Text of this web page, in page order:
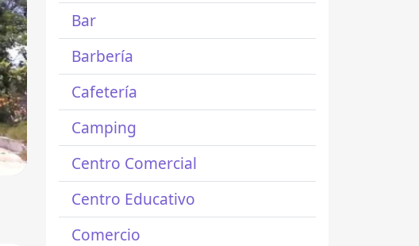
Bar
Barbería
Cafetería
Camping
Centro Comercial
Centro Educativo
Comercio